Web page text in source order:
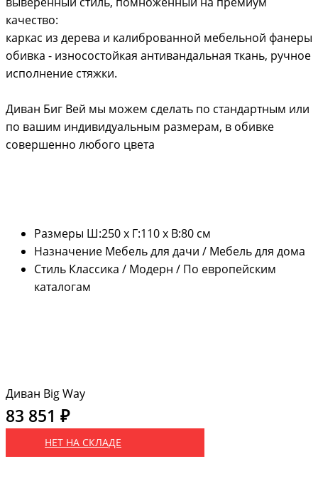
качество:
каркас из дерева и калиброванной мебельной фанеры
обивка - износостойкая антивандальная ткань, ручное
исполнение стяжки.
Диван Биг Вей мы можем сделать по стандартным или
по вашим индивидуальным размерам, в обивке
совершенно любого цвета
Размеры Ш:250 х Г:110 х В:80 см
Назначение Мебель для дачи / Мебель для дома
Стиль Классика / Модерн / По европейским
каталогам
Диван Big Way
83 851 ₽
НЕТ НА СКЛАДЕ